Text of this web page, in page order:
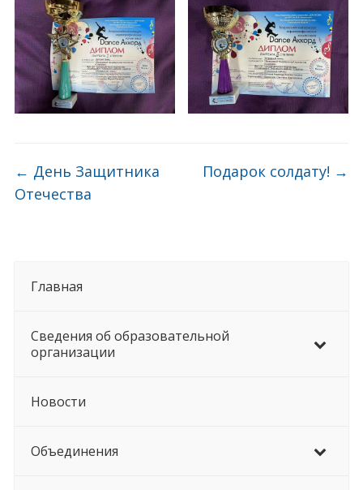
Главная
Сведения об образовательной
организации
Новости
Объединения
← День Защитника
Отечества
Подарок солдату! →